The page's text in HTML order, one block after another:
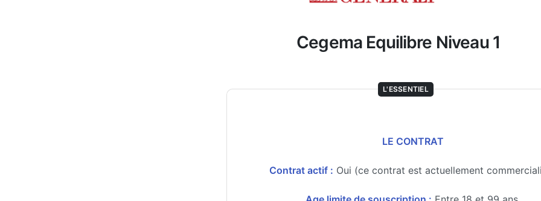
Cegema Equilibre Niveau 1
L'ESSENTIEL
LE CONTRAT
Contrat actif : Oui (ce contrat est actuellement